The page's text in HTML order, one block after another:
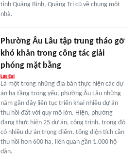
tỉnh Quảng Bình, Quảng Trị cũ về chung một
nhà.
Phường Âu Lâu tập trung tháo gỡ
khó khăn trong công tác giải
phóng mặt bằng
Là một trong những địa bàn thực hiện các dự
án hạ tầng trọng yếu, phường Âu Lâu những
năm gần đây liên tục triển khai nhiều dự án
thu hồi đất với quy mô lớn. Hiện, phường
đang thực hiện 25 dự án, công trình, trong đó
có nhiều dự án trọng điểm, tổng diện tích cần
thu hồi hơn 600 ha, liên quan gần 1.000 hộ
dân.